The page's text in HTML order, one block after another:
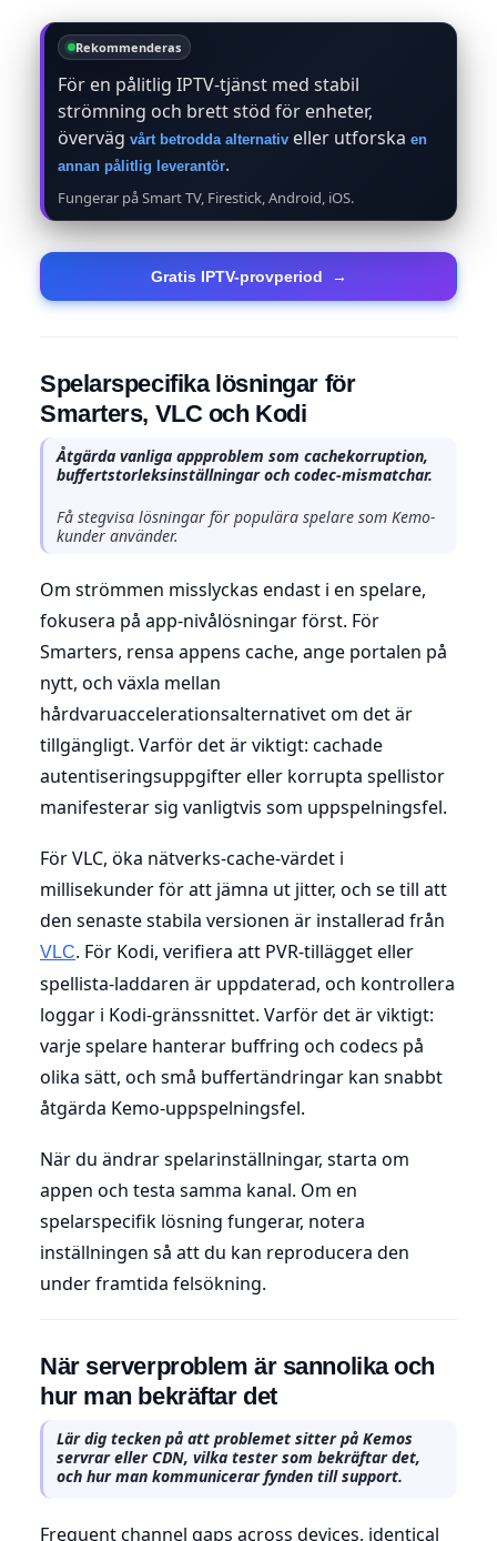
Rekommenderas
För en pålitlig IPTV-tjänst med stabil
strömning och brett stöd för enheter,
överväg vårt betrodda alternativ eller utforska en
annan pålitlig leverantör.
Fungerar på Smart TV, Firestick, Android, iOS.
Gratis IPTV-provperiod →
Spelarspecifika lösningar för
Smarters, VLC och Kodi
Åtgärda vanliga appproblem som cachekorruption,
buffertstorleksinställningar och codec-mismatchar.
Få stegvisa lösningar för populära spelare som Kemo-
kunder använder.
Om strömmen misslyckas endast i en spelare,
fokusera på app-nivålösningar först. För
Smarters, rensa appens cache, ange portalen på
nytt, och växla mellan
hårdvaruaccelerationsalternativet om det är
tillgängligt. Varför det är viktigt: cachade
autentiseringsuppgifter eller korrupta spellistor
manifesterar sig vanligtvis som uppspelningsfel.
För VLC, öka nätverks-cache-värdet i
millisekunder för att jämna ut jitter, och se till att
den senaste stabila versionen är installerad från
VLC. För Kodi, verifiera att PVR-tillägget eller
spellista-laddaren är uppdaterad, och kontrollera
loggar i Kodi-gränssnittet. Varför det är viktigt:
varje spelare hanterar buffring och codecs på
olika sätt, och små buffertändringar kan snabbt
åtgärda Kemo-uppspelningsfel.
När du ändrar spelarinställningar, starta om
appen och testa samma kanal. Om en
spelarspecifik lösning fungerar, notera
inställningen så att du kan reproducera den
under framtida felsökning.
När serverproblem är sannolika och
hur man bekräftar det
Lär dig tecken på att problemet sitter på Kemos
servrar eller CDN, vilka tester som bekräftar det,
och hur man kommunicerar fynden till support.
Frequent channel gaps across devices, identical